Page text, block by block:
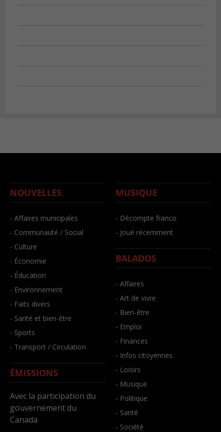
NOUVELLES
- Affaires municipales
- Communauté / Social
- Culture
- Économie
- Éducation
- Environnement
- Faits divers
- Santé et bien-être
- Sports
- Transport / Circulation
ÉMISSIONS
Avec la participation du
gouvernement du
Canada
MUSIQUE
- Décompte franco
- Joué récemment
BALADOS
- Affaires
- Art de vivre
- Bien-être
- Emploi
- Finances
- Infos citoyennes
- Loisirs
- Musique
- Politique
- Santé
- Société